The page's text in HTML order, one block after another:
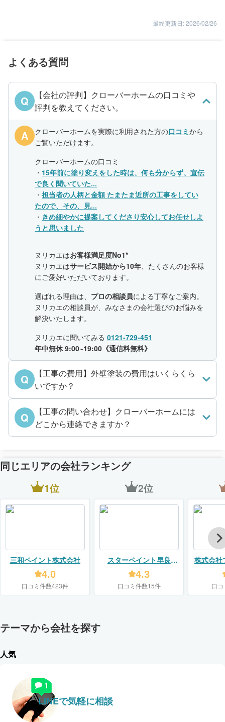
最終更新日: 2026/02/26
よくある質問
Q
【会社の評判】クローバーホームの口コミや
評判を教えてください。
A クローバーホームを実際に利用された方の口コミから
ご覧いただけます。
クローバーホームの口コミ
・ 15年前に塗り変えをした時は、何も分からず、宣伝
で良く聞いていた...
・ 担当者の人柄と金額 たまたま近所の工事をしてい
たので、その、見...
・ きめ細やかに提案してくださり安心してお任せしよ
うと思いました
ヌリカエはお客様満足度No1*
ヌリカエはサービス開始から10年、たくさんのお客様
にご愛好いただいております。
選ばれる理由は、 プロの相談員による丁寧なご案内。
ヌリカエの相談員が、みなさまの会社選びのお悩みを
解決いたします。
ヌリカエに聞いてみる 0121-729-451
年中無休 9:00~19:00《通信料無料》
Q
【工事の費用】外壁塗装の費用はいくらくら
いですか？
Q
【工事の問い合わせ】クローバーホームには
どこから連絡できますか？
同じエリアの会社ランキング
1位
三和ペイント株式会社
4.0
口コミ件数423件
2位
スターペイント早良
ショールーム店（エス
コート株式会社）
4.3
口コミ件数15件
株式会社
口
テーマから会社を探す
人気
LINEで気軽に相談